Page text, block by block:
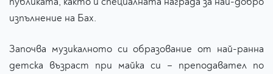
изпълнение на Бах.
Започва музикалното си образование от най-ранна
детска възраст при майка си – преподавател по